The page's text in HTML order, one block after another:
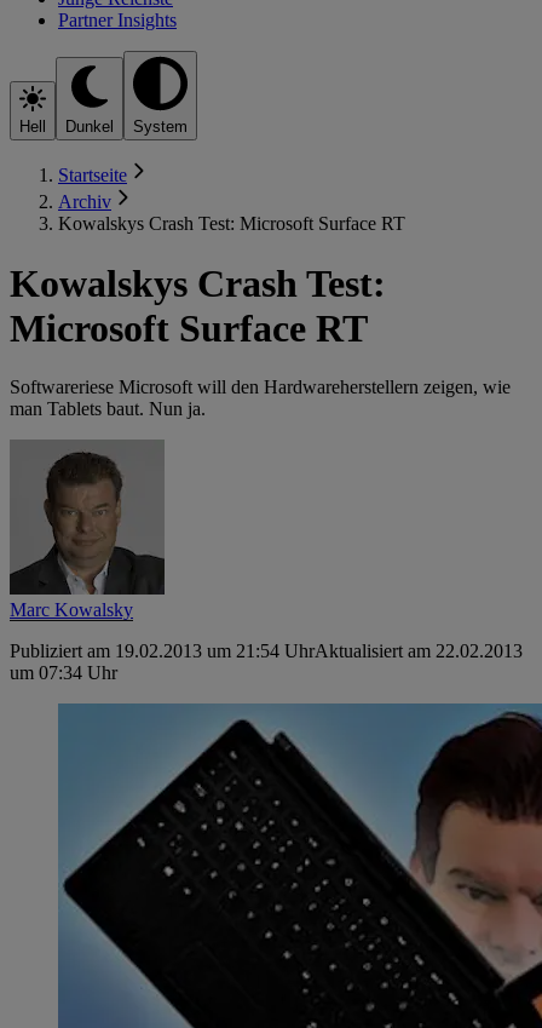
Partner Insights
Hell Dunkel System
Startseite
Archiv
Kowalskys Crash Test: Microsoft Surface RT
Kowalskys Crash Test:
Microsoft Surface RT
Softwareriese Microsoft will den Hardwareherstellern zeigen, wie
man Tablets baut. Nun ja.
Marc Kowalsky
Publiziert am 19.02.2013 um 21:54 UhrAktualisiert am 22.02.2013
um 07:34 Uhr